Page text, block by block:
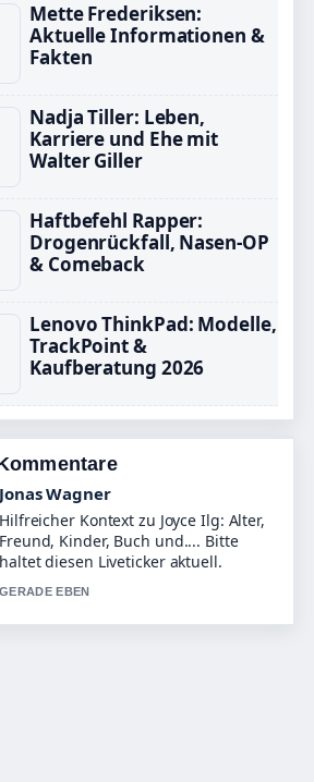
Mette Frederiksen:
Aktuelle Informationen &
Fakten
Nadja Tiller: Leben,
Karriere und Ehe mit
Walter Giller
Haftbefehl Rapper:
Drogenrückfall, Nasen-OP
& Comeback
Lenovo ThinkPad: Modelle,
TrackPoint &
Kaufberatung 2026
Lena Schmidt
Die Berichterstattung zu Armin
Laschet: Aktuelles Amt, Werdegang
und Privatleben wirkt solide und sehr
gut nachvollziehbar.